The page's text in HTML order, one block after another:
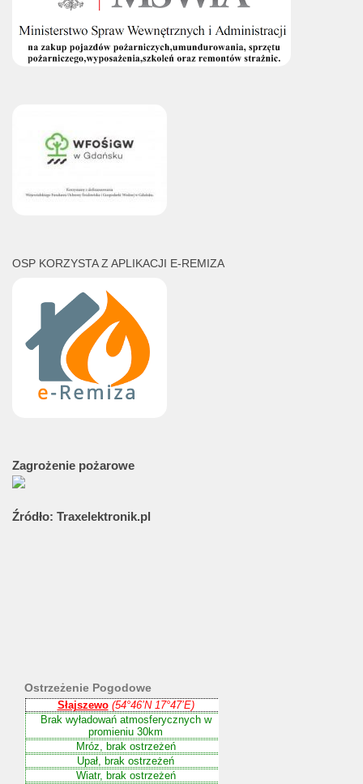
OSP KORZYSTA Z APLIKACJI E-REMIZA
Zagrożenie pożarowe
Źródło: Traxelektronik.pl
Ostrzeżenie Pogodowe